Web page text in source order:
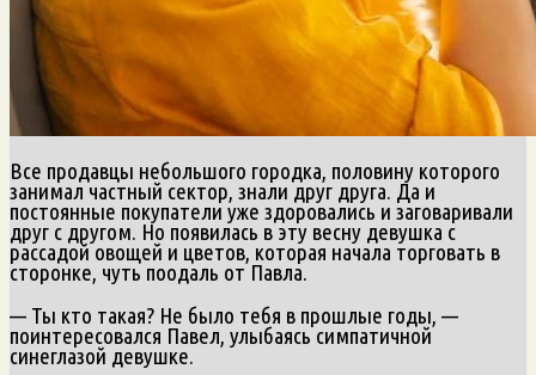
Все продавцы небольшого городка, половину которого
занимал частный сектор, знали друг друга. Да и
постоянные покупатели уже здоровались и заговаривали
друг с другом. Но появилась в эту весну девушка с
рассадой овощей и цветов, которая начала торговать в
сторонке, чуть поодаль от Павла.
— Ты кто такая? Не было тебя в прошлые годы, —
поинтересовался Павел, улыбаясь симпатичной
синеглазой девушке.